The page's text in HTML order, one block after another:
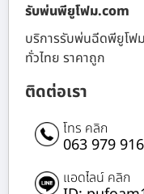
รับพ่นพียูโฟม.com
บริการรับพ่นฉีดพียูโฟ
ทั่วไทย ราคาถูก
ติดต่อเรา
โทร คลิก
063 979
แอดไลน์ คลิก